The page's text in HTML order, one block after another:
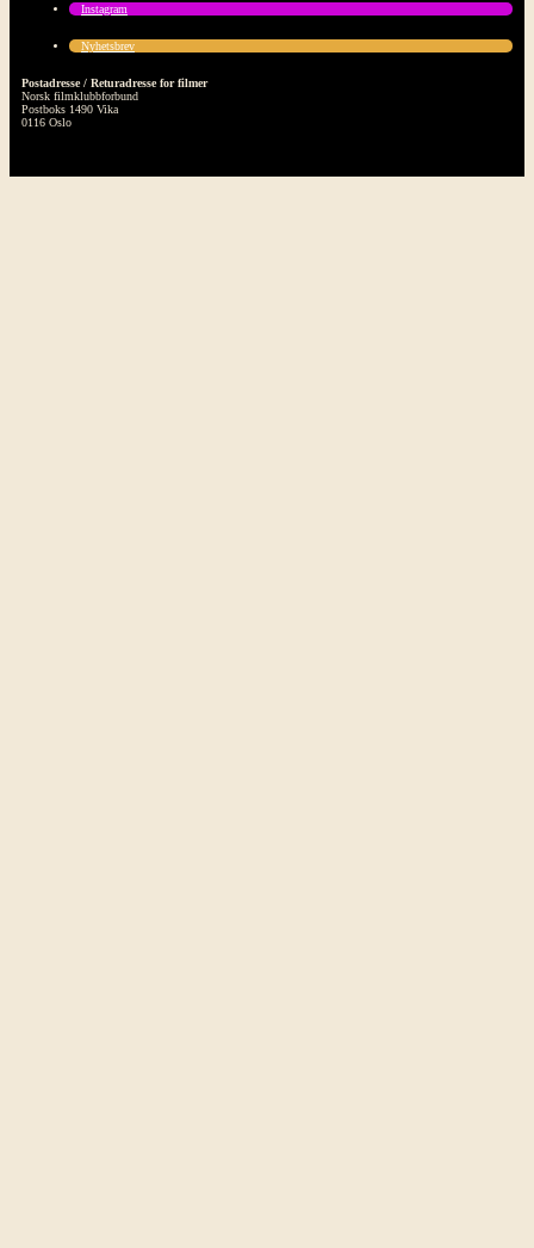
Instagram
Nyhetsbrev
Postadresse / Returadresse for filmer
Norsk filmklubbforbund
Postboks 1490 Vika
0116 Oslo